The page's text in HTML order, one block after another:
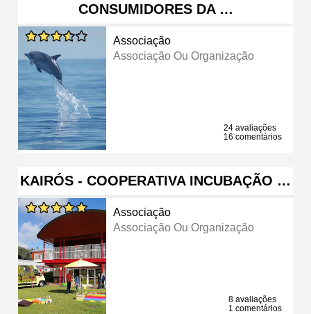
CONSUMIDORES DA …
Associação
Associação Ou Organização
24 avaliações
16 comentários
KAIRÓS - COOPERATIVA INCUBAÇÃO …
Associação
Associação Ou Organização
8 avaliações
1 comentários